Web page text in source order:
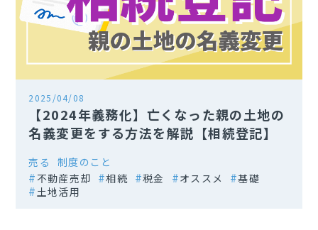
2025/04/08
【2024年義務化】亡くなった親の土地の
名義変更をする方法を解説【相続登記】
売る
制度のこと
不動産売却
相続 税金 オススメ
基礎
土地活用